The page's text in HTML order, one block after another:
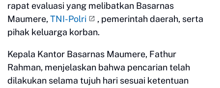
rapat evaluasi yang melibatkan Basarnas
Maumere, TNI-Polri
, pemerintah daerah, serta
pihak keluarga korban.
Kepala Kantor Basarnas Maumere, Fathur
Rahman, menjelaskan bahwa pencarian telah
dilakukan selama tujuh hari sesuai ketentuan